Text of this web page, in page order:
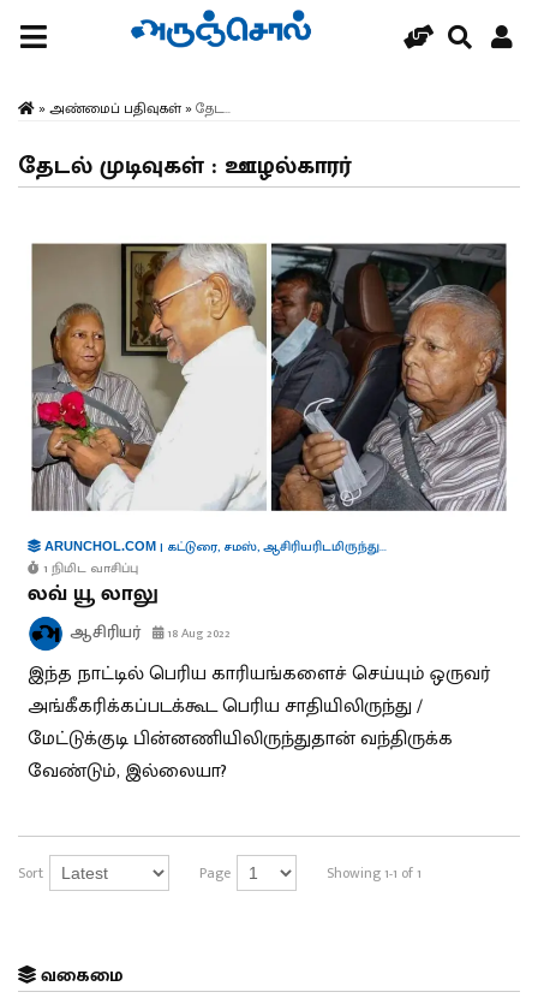
» அண்மைப் பதிவுகள்» தேட...
தேடல் முடிவுகள் : ஊழல்காரர்
ARUNCHOL.COM | கட்டுரை, சமஸ்,ஆசிரியரிடமிருந்து...
1 நிமிட வாசிப்பு
லவ் யூ லாலு
ஆசிரியர் 18 Aug 2022
இந்த நாட்டில் பெரிய காரியங்களைச் செய்யும் ஒருவர்
அங்கீகரிக்கப்படக்கூட பெரிய சாதியிலிருந்து /
மேட்டுக்குடி பின்னணியிலிருந்துதான் வந்திருக்க
வேண்டும், இல்லையா?
Sort Page Showing 1-1 of 1
வகைமை